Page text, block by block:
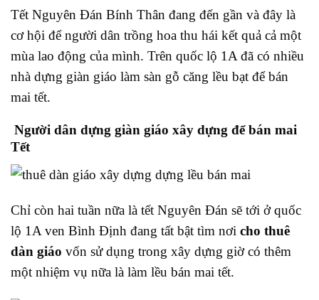
Tết Nguyên Đán Bính Thân đang đến gần và đây là
cơ hội để người dân trồng hoa thu hái kết quả cả một
mùa lao động của mình. Trên quốc lộ 1A đã có nhiều
nhà dựng giàn giáo làm sàn gỗ căng lều bạt để bán
mai tết.
Người dân dựng giàn giáo xây dựng để bán mai
Tết
Chỉ còn hai tuần nữa là tết Nguyên Đán sẽ tới ở quốc
lộ 1A ven Bình Định đang tất bật tìm nơi cho thuê
dàn giáo vốn sử dụng trong xây dựng giờ có thêm
một nhiệm vụ nữa là làm lều bán mai tết.